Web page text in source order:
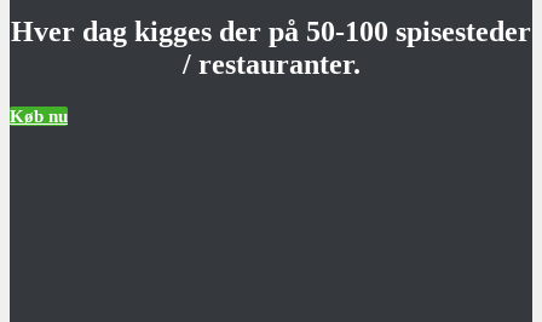
Hver dag kigges der på 50-100 spisesteder
/ restauranter.
Køb nu